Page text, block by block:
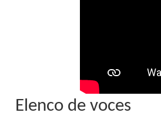
Elenco de voces